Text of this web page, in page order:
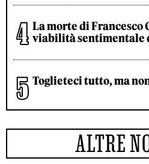
La morte di Francesco
viabilità sentimentale
Toglieteci tutto, ma
ALTRE